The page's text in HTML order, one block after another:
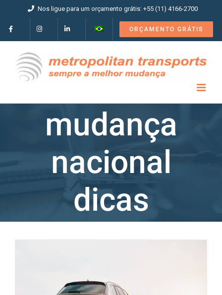
conteúdo
Nos ligue para um orçamento grátis: +55 (11) 4166-2700
ORÇAMENTO GRÁTIS
mudança
nacional
dicas